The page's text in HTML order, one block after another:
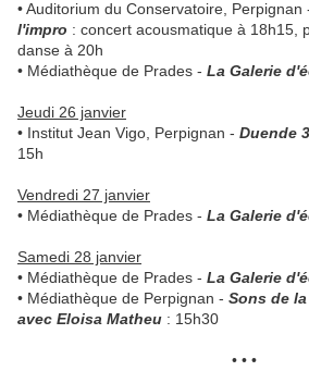
• Auditorium du Conservatoire, Perpignan
l'impro : concert acousmatique à 18h15,
danse à 20h
• Médiathèque de Prades - La Galerie
Jeudi 26 janvier
• Institut Jean Vigo, Perpignan - Duende
15h
Vendredi 27 janvier
• Médiathèque de Prades - La Galerie
Samedi 28 janvier
• Médiathèque de Prades - La Galerie
• Médiathèque de Perpignan - Sons de
avec Eloisa Matheu : 15h30
• • •